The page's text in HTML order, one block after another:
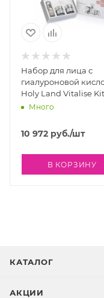
Сыворотка
мгновенное
Стимулирует
гиалуроновой
хроностарения.
Активные
трипептид меди-1
проникновения
Набор для лица с
гиалуроновой
Holy Land Vitalise Kit, 30
млМного
10 972 руб./шт
В КОРЗИНУ
КАТАЛОГ
АКЦИИ